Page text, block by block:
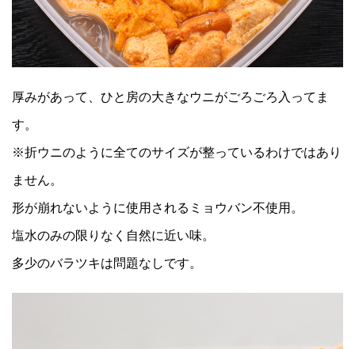
厚みがあって、ひと房の大きなウニがごろごろ入ってま
す。
※折ウニのように全てのサイズが整っているわけではあり
ません。
形が崩れないように使用されるミョウバン不使用。
塩水のみの限りなく自然に近い味。
多少のバラツキは問題なしです。